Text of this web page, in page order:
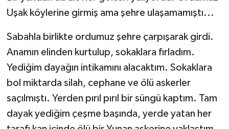
Uşak köylerine girmiş ama şehre ulaşamamıştı...
Sabahla birlikte ordumuz şehre çarpışarak girdi.
Anamın elinden kurtulup, sokaklara fırladım.
Yediğim dayağın intikamını alacaktım. Sokaklara
bol miktarda silah, cephane ve ölü askerler
saçılmıştı. Yerden pırıl pırıl bir süngü kaptım. Tam
dayak yediğim çeşme başında, yerde yatan her